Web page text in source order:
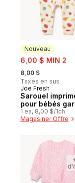
Nouveau
sale:
6,00 $ MIN 2
, formerly:
8,00 $
Taxes en sus
Nouveau
Joe Fresh
Sarouel
pour bébés
1 ea, 8,00 $/1ch
Magasiner Offre